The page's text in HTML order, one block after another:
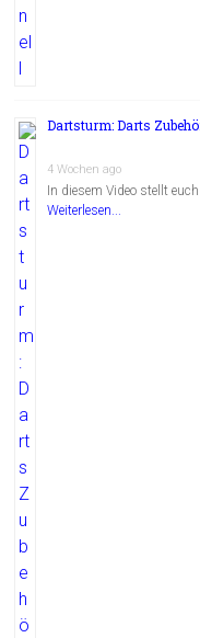
Dartsturm: Darts
4 Wochen ago
In diesem Video stellt
Weiterlesen...